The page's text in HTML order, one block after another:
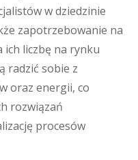
w dziedzinie
zapotrzebowanie na
ich liczbę na rynku
radzić sobie z
oraz energii, co
rozwiązań
procesów